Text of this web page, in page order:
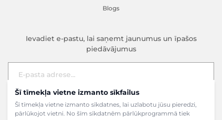
Šī tīmekļa vietne izmanto sīkfailus
Šī tīmekļa vietne izmanto sīkdatnes, lai uzlabotu jūsu pieredzi,
pārlūkojot vietni. No šīm sīkdatnēm pārlūkprogrammā tiek
Blogs
Ievadiet e-pastu, lai saņemt jaunumus un īpašos
piedāvājumus
E-pasta adrese
Pieteikties